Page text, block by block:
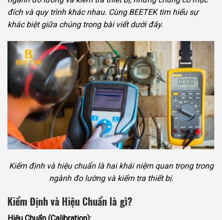
đích và quy trình khác nhau. Cùng BEETEK tìm hiểu sự
khác biệt giữa chúng trong bài viết dưới đây.
Kiểm định và hiệu chuẩn là hai khái niệm quan trọng trong
ngành đo lường và kiểm tra thiết bị.
Kiểm Định và Hiệu Chuẩn là gì?